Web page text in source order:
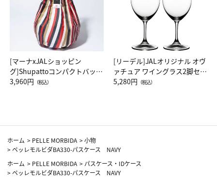
[マーナxJALショッピン
グ]Shupattoコンパクトバッグ
Drop JAL客室乗務員（LC）ス
3,960円 （税込）
[リーデル]JALオリジナル オヴ
ァチュア ワイングラス2脚セッ
ト（レッドワイン）
5,280円 （税込）
ホーム > PELLE MORBIDA >小物
>ペッレモルビダBA330-パスケース NAVY
ホーム > PELLE MORBIDA > パスケース・IDケース
>ペッレモルビダBA330-パスケース NAVY